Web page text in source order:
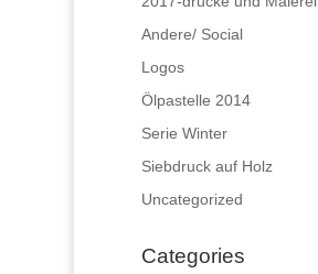
Andere/ Social
Logos
Ölpastelle 2014
Serie Winter
Siebdruck auf Holz
Uncategorized
Categories